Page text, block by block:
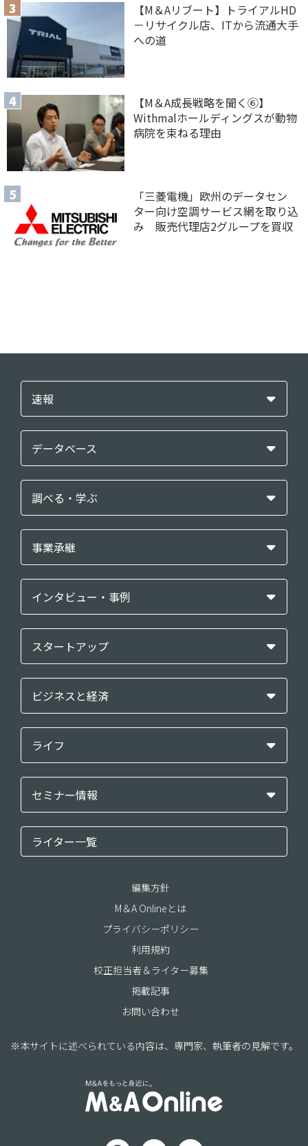
【M＆Aリブート】トライアルHD
－リサイクル店、ITから流通大手
への道
【M＆A 成長戦略を聞く⑥】
Withmalホールディングスが動物
病院を束ねる理由
「三菱電機」欧州のデータセン
ター向け空調サービス網を取り込
み 販売代理店2グループを買収
速報
データベース
調べる・学ぶ
事業承継
インタビュー・事例
スタートアップ
ビジネスと経済
ライフ
セミナー情報
ライター一覧
編集方針
M＆A Onlineとは
プライバシーポリシー
利用規約
校正担当者＆ライター募集
掲載記事
お問い合わせ
※本サイトに述べられている内容は、専門家、執筆者の見解です。